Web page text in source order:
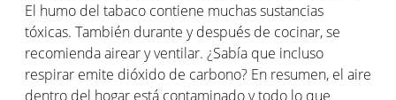
El humo del tabaco contiene muchas sustancias
tóxicas. También durante y después de cocinar, se
recomienda airear y ventilar. ¿Sabía que incluso
respirar emite dióxido de carbono? En resumen, el aire
dentro del hogar está contaminado y todo lo que